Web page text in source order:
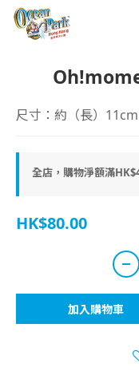
尺寸：約（長）
全店，購物淨額滿
HK$80.00
加入購物車